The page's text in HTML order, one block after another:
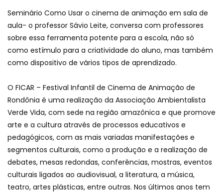
Seminário Como Usar o cinema de animação em sala de
aula- o professor Sávio Leite, conversa com professores
sobre essa ferramenta potente para a escola, não só
como estímulo para a criatividade do aluno, mas também
como dispositivo de vários tipos de aprendizado.
O FICAR – Festival Infantil de Cinema de Animação de
Rondônia é uma realização da Associação Ambientalista
Verde Vida, com sede na região amazônica e que promove
arte e a cultura através de processos educativos e
pedagógicos, com as mais variadas manifestações e
segmentos culturais, como a produção e a realização de
debates, mesas redondas, conferências, mostras, eventos
culturais ligados ao audiovisual, a literatura, a música,
teatro, artes plásticas, entre outras. Nos últimos anos tem